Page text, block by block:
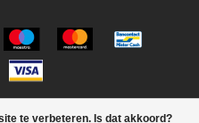
te verbeteren. Is dat akkoord?
Audio expert